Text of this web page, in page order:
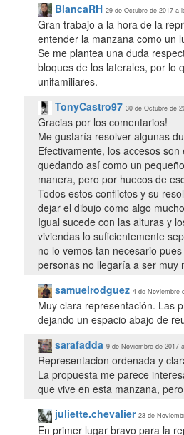
BlancaRH 29 de Octubre de 2017 a
Gran trabajo a la hora de la
entender la manzana como un
Se me plantea una duda
bloques de los laterales, por lo
unifamiliares.
TonyCastro97 30 de Octubre de
Gracias por los comentarios!
Me gustaría resolver algunas
Efectivamente, los accesos
quedando así como un
manera, pero por huecos de
Todos estos conflictos y su
dejar el dibujo como algo
Igual sucede con las alturas y
viviendas lo suficientemente
no lo vemos tan necesario
personas no llegaría a ser muy
samuelrodguez 4 de Noviembre
Muy clara representación. Las
dejando un espacio abajo de
sarafadda 9 de Noviembre de 2017
Representacion ordenada y
La propuesta me parece
que vive en esta manzana,
juliette.chevalier 23 de
En primer lugar bravo para la